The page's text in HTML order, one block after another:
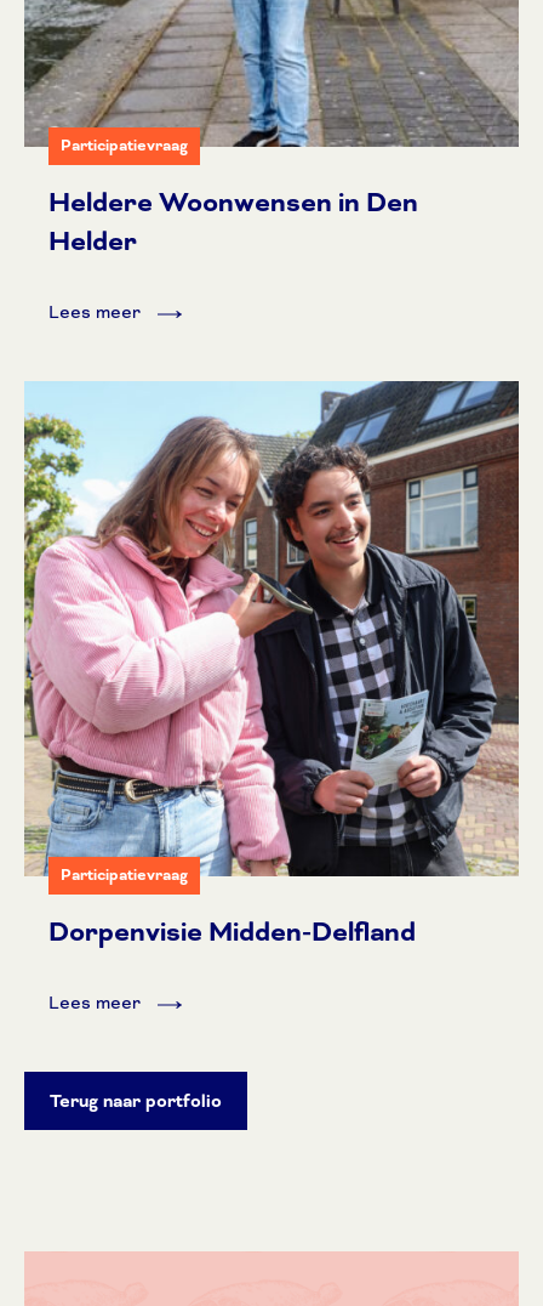
Participatievraag
Heldere Woonwensen in Den
Helder
Lees meer
Participatievraag
Dorpenvisie Midden-Delfland
Lees meer
Terug naar portfolio